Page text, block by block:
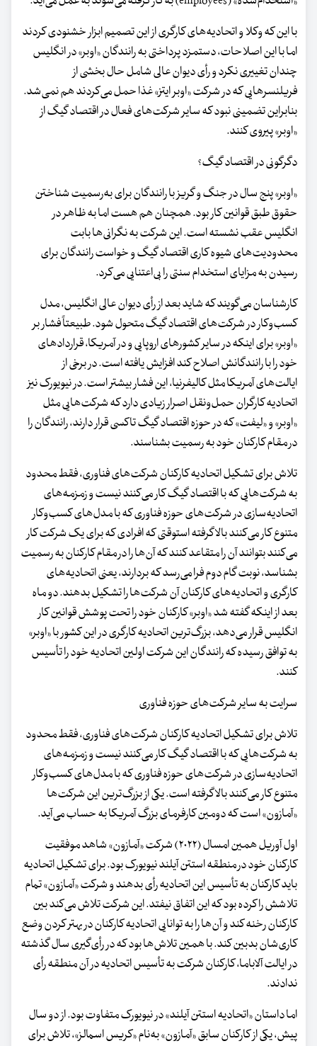
با این که وکلا و اتحادیه‌های کارگری از این تصمیم ابزار خشنودی کردند
اما با این اصلاحات، دستمزد پرداختی به رانندگان «اوبر» در انگلیس
چندان تغییری نکرد و رأی دیوان عالی شامل حال بخشی از
فریلنسرهایی که در شرکت «اوبر ایتز» غذا حمل می‌کردند هم نمی‌شد.
بنابراین تضمینی نبود که سایر شرکت‌های فعال در اقتصاد گیگ از
«اوبر» پیروی کنند.
دگرگونی در اقتصاد گیگ؟
«اوبر» پنج سال در جنگ و گریز با رانندگان برای به‌رسمیت شناختن
حقوق طبق قوانین کار بود. همچنان هم هست اما به ظاهر در
انگلیس عقب نشسته است. این شرکت به نگرانی‌ها بابت
محدودیت‌های شیوه کاری اقتصاد گیگ و خواست رانندگان برای
رسیدن به مزایای استخدام سنتی را بی‌اعتنایی می‌کرد.
کارشناسان می‌گویند که شاید بعد از رأی دیوان عالی انگلیس، مدل
کسب‌وکار در شرکت‌های اقتصاد گیگ متحول شود. طبیعتاً فشار بر
«اوبر» برای اینکه در سایر کشورهای اروپایی و در آمریکا، قراردادهای
خود را با رانندگانش اصلاح کند افزایش یافته است. در برخی از
ایالت‌های آمریکا مثل کالیفرنیا، این فشار بیشتر است. در نیویورک نیز
اتحادیه کارگران حمل‌ونقل اصرار زیادی دارد که شرکت‌هایی مثل
«اوبر» و «لیفت» که در حوزه اقتصاد گیگ تاکسی قرار دارند، رانندگان را
در مقام کارکنان خود به رسمیت بشناسند.
تلاش برای تشکیل اتحادیه کارکنان شرکت‌های فناوری، فقط محدود
به شرکت‌هایی که با اقتصاد گیگ کار می‌کنند نیست و زمزمه‌های
اتحادیه‌سازی در شرکت‌های حوزه فناوری که با مدل‌های کسب‌وکار
متنوع‌ کار می‌کنند بالا گرفته استوقتی که افرادی که برای یک شرکت کار
می‌کنند بتوانند آن را متقاعد کنند که آن‌ها را در مقام کارکنان به رسمیت
بشناسد، نوبت گام دوم فرا می‌رسد که بردارند، یعنی اتحادیه‌های
کارگری و اتحادیه‌های کارکنان آن شرکت‌ها را تشکیل بدهند. دو ماه
بعد از اینکه گفته شد «اوبر» کارکنان خود را تحت پوشش قوانین کار
انگلیس قرار می‌دهد، بزرگ‌ترین اتحادیه کارگری در این کشور با «اوبر»
به توافق رسیده که رانندگان این شرکت اولین اتحادیه خود را تأسیس
کنند.
سرایت به سایر شرکت‌های حوزه فناوری
تلاش برای تشکیل اتحادیه کارکنان شرکت‌های فناوری، فقط محدود
به شرکت‌هایی که با اقتصاد گیگ کار می‌کنند نیست و زمزمه‌های
اتحادیه‌سازی در شرکت‌های حوزه فناوری که با مدل‌های کسب‌وکار
متنوع‌ کار می‌کنند بالا گرفته است. یکی از بزرگ‌ترین این شرکت‌ها
«آمازون» است که دومین کارفرمای بزرگ آمریکا به حساب می‌آید.
اول آوریل همین امسال (۲۰۲۲) شرکت «آمازون» شاهد موفقیت
کارکنان خود در منطقه استتن آیلند نیویورک بود. برای تشکیل اتحادیه
باید کارکنان به تأسیس این اتحادیه رأی بدهند و شرکت «آمازون» تمام
تلاشش را کرده بود که این اتفاق نیفتد. این شرکت تلاش می‌کند بین
کارکنان رخنه کند و آن‌ها را به توانایی اتحادیه کارکنان در بهتر کردن وضع
کاری‌شان بدبین کند. با همین تلاش‌ها بود که در رأی‌گیری سال گذشته
در ایالت آلاباما، کارکنان شرکت به تأسیس اتحادیه در آن منطقه رأی
ندادند.
اما داستان «اتحادیه استتن آیلند» در نیویورک متفاوت بود. از دو سال
پیش، یکی از کارکنان سابق «آمازون» به‌نام «کریس اسمالز»، تلاش برای